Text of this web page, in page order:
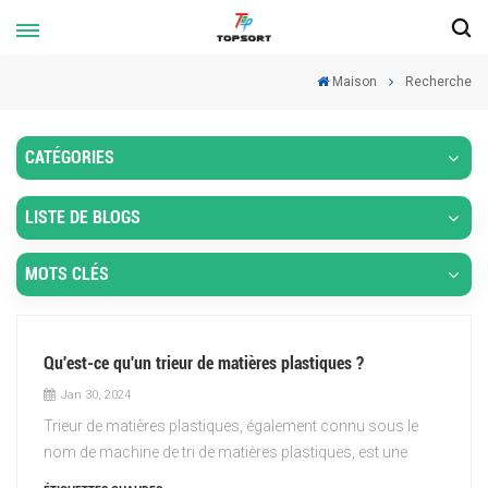
Maison Recherche
CATÉGORIES
LISTE DE BLOGS
MOTS CLÉS
Qu'est-ce qu'un trieur de matières plastiques ?
Jan 30, 2024
Trieur de matières plastiques, également connu sous le
nom de machine de tri de matières plastiques, est une